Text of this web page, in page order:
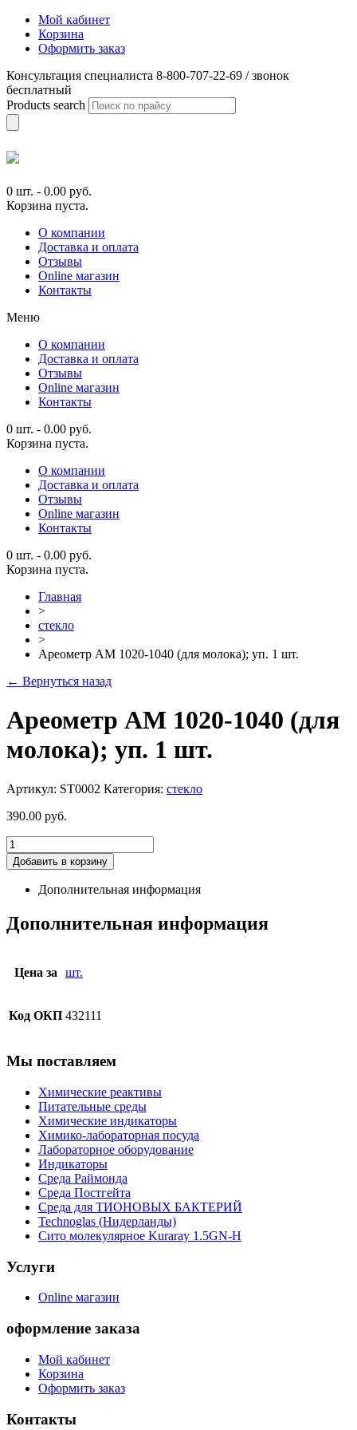
Мой кабинет
Корзина
Оформить заказ
Консультация специалиста 8-800-707-22-69 / звонок
бесплатный
Products search
0 шт. - 0.00 руб.
Корзина пуста.
О компании
Доставка и оплата
Отзывы
Online магазин
Контакты
Меню
О компании
Доставка и оплата
Отзывы
Online магазин
Контакты
0 шт. - 0.00 руб.
Корзина пуста.
О компании
Доставка и оплата
Отзывы
Online магазин
Контакты
0 шт. - 0.00 руб.
Корзина пуста.
Главная
>
стекло
>
Ареометр АМ 1020-1040 (для молока); уп. 1 шт.
← Вернуться назад
Ареометр АМ 1020-1040 (для
молока); уп. 1 шт.
Артикул: ST0002 Категория: стекло
390.00 руб.
Добавить в корзину
Дополнительная информация
Дополнительная информация
Цена за шт.
Код ОКП 432111
Мы поставляем
Химические реактивы
Питательные среды
Химические индикаторы
Химико-лабораторная посуда
Лабораторное оборудование
Индикаторы
Среда Раймонда
Среда Постгейта
Среда для ТИОНОВЫХ БАКТЕРИЙ
Technoglas (Нидерланды)
Сито молекулярное Kuraray 1.5GN-H
Услуги
Online магазин
оформление заказа
Мой кабинет
Корзина
Оформить заказ
Контакты